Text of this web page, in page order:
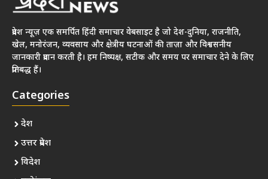
प्रदेश न्यूज़ एक समर्पित हिंदी समाचार वेबसाइट है जो देश-दुनिया, राजनीति,
खेल, मनोरंजन, व्यवसाय और क्षेत्रीय घटनाओं की ताज़ा और विश्वसनीय
जानकारी प्रदान करती है। हम निष्पक्ष, सटीक और समय पर समाचार देने के लिए
प्रतिबद्ध हैं।
Categories
देश
उत्तर प्रदेश
विदेश